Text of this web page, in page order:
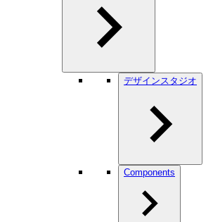
デザインスタジオ
Components